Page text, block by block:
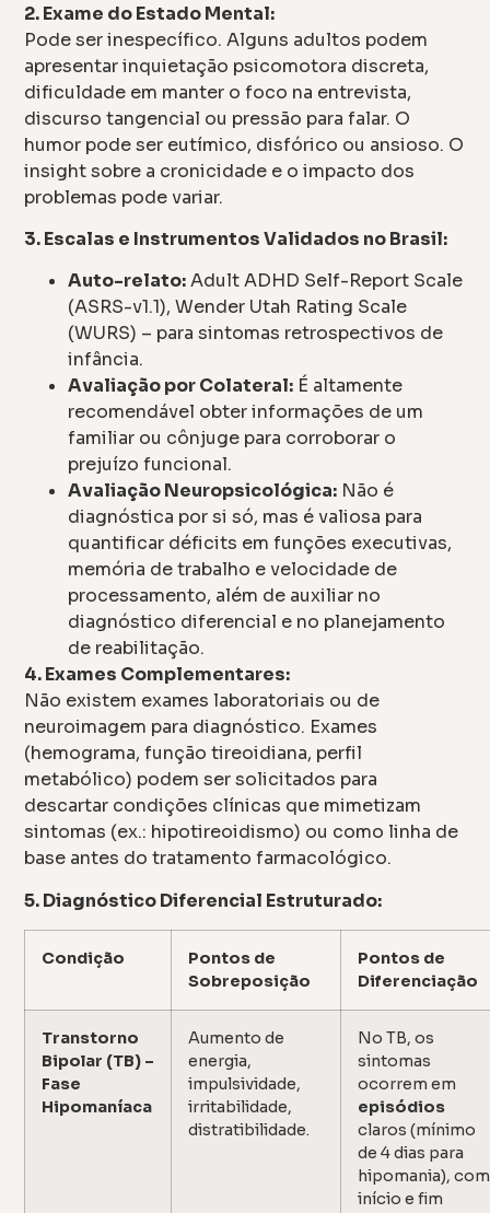
2. Exame do Estado Mental:
Pode ser inespecífico. Alguns adultos podem
apresentar inquietação psicomotora discreta,
dificuldade em manter o foco na entrevista,
discurso tangencial ou pressão para falar. O
humor pode ser eutímico, disfórico ou ansioso. O
insight sobre a cronicidade e o impacto dos
problemas pode variar.
3. Escalas e Instrumentos Validados no Brasil:
Auto-relato:Adult ADHD Self-Report Scale
(ASRS-v1.1), Wender Utah Rating Scale
(WURS) – para sintomas retrospectivos de
infância.
Avaliação por Colateral: É altamente
recomendável obter informações de um
familiar ou cônjuge para corroborar o
prejuízo funcional.
Avaliação Neuropsicológica: Não é
diagnóstica por si só, mas é valiosa para
quantificar déficits em funções executivas,
memória de trabalho e velocidade de
processamento, além de auxiliar no
diagnóstico diferencial e no planejamento
de reabilitação.
4. Exames Complementares:
Não existem exames laboratoriais ou de
neuroimagem para diagnóstico. Exames
(hemograma, função tireoidiana, perfil
metabólico) podem ser solicitados para
descartar condições clínicas que mimetizam
sintomas (ex.: hipotireoidismo) ou como linha de
base antes do tratamento farmacológico.
5. Diagnóstico Diferencial Estruturado:
Condição
Pontos de
Sobreposição
Pontos de
Diferenciação
Transtorno
Bipolar (TB) –
Fase
Hipomaníaca
Aumento de
energia,
impulsividade,
irritabilidade,
distratibilidade.
No TB, os
sintomas
ocorrem em
episódios
claros (mínimo
de 4 dias para
hipomania), com
início e fim